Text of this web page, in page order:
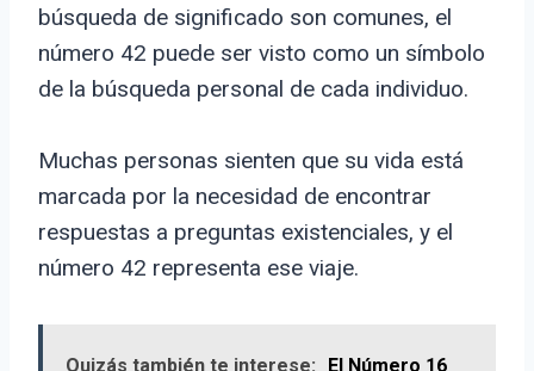
búsqueda de significado son comunes, el
número 42 puede ser visto como un símbolo
de la búsqueda personal de cada individuo.
Muchas personas sienten que su vida está
marcada por la necesidad de encontrar
respuestas a preguntas existenciales, y el
número 42 representa ese viaje.
Quizás también te interese:
El Número 16